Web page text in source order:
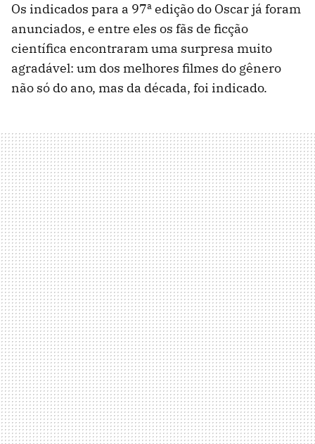
Os indicados para a 97ª edição do Oscar já foram
anunciados, e entre eles os fãs de ficção
científica encontraram uma surpresa muito
agradável: um dos melhores filmes do gênero
não só do ano, mas da década, foi indicado.